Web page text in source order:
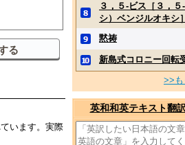
います。実際
３，５‐ビス［３，
シ）ベンジルオキシ
黙祷
新島式コロニー回転
>>も
英和和英テキスト翻